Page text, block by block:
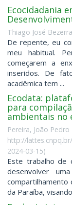
Ecocidadania
Thiago José
De repente, eu
meu habitual.
começarem a
inseridos. De
acadêmica tem ...
Ecodata:
para
ambientais no
Pereira, João
http://
2024-03-15)
Este trabalho de
desenvolver
compartilhamento
da Paraíba,